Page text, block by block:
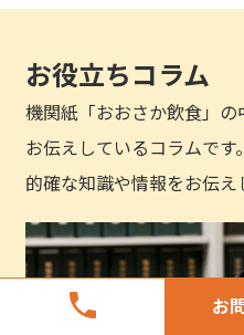
phone お
お役立ちコラム
機関紙「おおさか飲食」
お伝えしているコラムで
的確な知識や情報をお伝え